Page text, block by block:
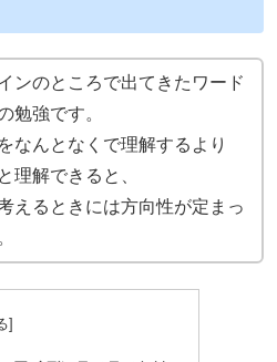
ンのところで出てきたワード
勉強です。
なんとなくで理解するより
理解できると、
えるときには方向性が定まっ